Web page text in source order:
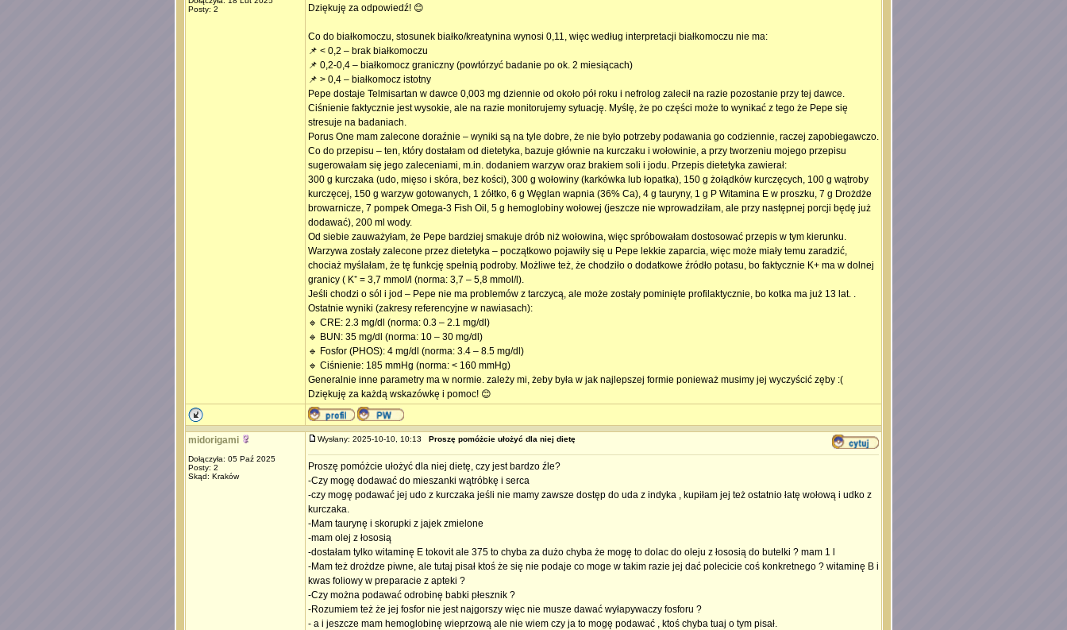
Posty: 2
Dziękuję za odpowiedź! 😊
Co do białkomoczu, stosunek białko/kreatynina wynosi 0,11, więc według interpretacji białkomoczu nie ma:
📌 < 0,2 – brak białkomoczu
📌 0,2-0,4 – białkomocz graniczny (powtórzyć badanie po ok. 2 miesiącach)
📌 > 0,4 – białkomocz istotny
Pepe dostaje Telmisartan w dawce 0,003 mg dziennie od około pół roku i nefrolog zalecił na razie pozostanie przy tej dawce.
Ciśnienie faktycznie jest wysokie, ale na razie monitorujemy sytuację. Myślę, że po części może to wynikać z tego że Pepe się
stresuje na badaniach.
Porus One mam zalecone doraźnie – wyniki są na tyle dobre, że nie było potrzeby podawania go codziennie, raczej zapobiegawczo.
Co do przepisu – ten, który dostałam od dietetyka, bazuje głównie na kurczaku i wołowinie, a przy tworzeniu mojego przepisu
sugerowałam się jego zaleceniami, m.in. dodaniem warzyw oraz brakiem soli i jodu. Przepis dietetyka zawierał:
300 g kurczaka (udo, mięso i skóra, bez kości), 300 g wołowiny (karkówka lub łopatka), 150 g żołądków kurczęcych, 100 g wątroby
kurczęcej, 150 g warzyw gotowanych, 1 żółtko, 6 g Węglan wapnia (36% Ca), 4 g tauryny, 1 g P Witamina E w proszku, 7 g Drożdże
browarnicze, 7 pompek Omega-3 Fish Oil, 5 g hemoglobiny wołowej (jeszcze nie wprowadziłam, ale przy następnej porcji będę już
dodawać), 200 ml wody.
Od siebie zauważyłam, że Pepe bardziej smakuje drób niż wołowina, więc spróbowałam dostosować przepis w tym kierunku.
Warzywa zostały zalecone przez dietetyka – początkowo pojawiły się u Pepe lekkie zaparcia, więc może miały temu zaradzić,
chociaż myślałam, że tę funkcję spełnią podroby. Możliwe też, że chodziło o dodatkowe źródło potasu, bo faktycznie K+ ma w dolnej
granicy ( K⁺ = 3,7 mmol/l (norma: 3,7 – 5,8 mmol/l).
Jeśli chodzi o sól i jod – Pepe nie ma problemów z tarczycą, ale może zostały pominięte profilaktycznie, bo kotka ma już 13 lat. .
Ostatnie wyniki (zakresy referencyjne w nawiasach):
🔹 CRE: 2.3 mg/dl (norma: 0.3 – 2.1 mg/dl)
🔹 BUN: 35 mg/dl (norma: 10 – 30 mg/dl)
🔹 Fosfor (PHOS): 4 mg/dl (norma: 3.4 – 8.5 mg/dl)
🔹 Ciśnienie: 185 mmHg (norma: < 160 mmHg)
Generalnie inne parametry ma w normie. zależy mi, żeby była w jak najlepszej formie ponieważ musimy jej wyczyścić zęby :(
Dziękuję za każdą wskazówkę i pomoc! 😊
midorigami
Dołączyła: 05 Paź 2025
Posty: 2
Skąd: Kraków
Wysłany: 2025-10-10, 10:13 Proszę pomóżcie ułożyć dla niej dietę
Proszę pomóżcie ułożyć dla niej dietę, czy jest bardzo źle?
-Czy mogę dodawać do mieszanki wątróbkę i serca
-czy mogę podawać jej udo z kurczaka jeśli nie mamy zawsze dostęp do uda z indyka , kupiłam jej też ostatnio łatę wołową i udko z
kurczaka.
-Mam taurynę i skorupki z jajek zmielone
-mam olej z łososią
-dostałam tylko witaminę E tokovit ale 375 to chyba za dużo chyba że mogę to dolac do oleju z łososią do butelki ? mam 1 l
-Mam też drożdze piwne, ale tutaj pisał ktoś że się nie podaje co moge w takim razie jej dać polecicie coś konkretnego ? witaminę B i
kwas foliowy w preparacie z apteki ?
-Czy można podawać odrobinę babki płesznik ?
-Rozumiem też że jej fosfor nie jest najgorszy więc nie musze dawać wyłapywaczy fosforu ?
- a i jeszcze mam hemoglobinę wieprzową ale nie wiem czy ja to mogę podawać , ktoś chyba tuaj o tym pisał.